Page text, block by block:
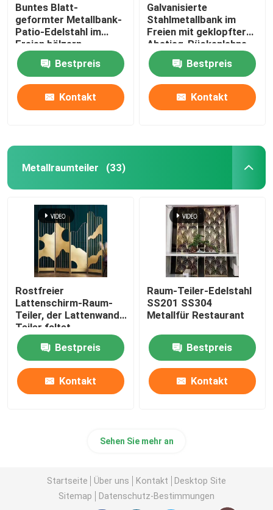
Buntes Blatt-
geformter Metallbank-
Patio-Edelstahl im
Freien hölzern
Bestpreis
Kontakt
Galvanisierte
Stahlmetallbank im
Freien mit geklopfter
Abstieg-Rückenlehne
Bestpreis
Kontakt
Metallraumteiler (33)
Rostfreier
Lattenschirm-Raum-
Teiler, der Lattenwand-
Teiler faltet
Bestpreis
Kontakt
Raum-Teiler-Edelstahl
SS201 SS304
Metallfür Restaurant
Bestpreis
Kontakt
Sehen Sie mehr an
Startseite Über uns Kontakt
Desktop Site
Sitemap
Datenschutz-Bestimmungen